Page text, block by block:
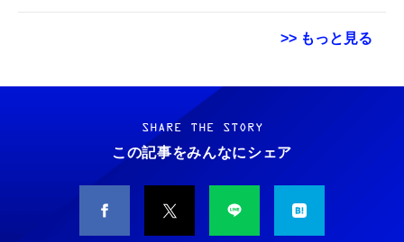
>> もっと見る
Grithope イヤホン タイプC【2026新モデル
耐久性】 有線イヤホン マイク付き HiFi音質
ノイズ低減 重低音 遅延なし
￥949
タイプc 寝ホンイヤホン 寝ホン type-c 有線
睡眠用イヤホン 【音質強化バージョン
霊界コミュニケーションロボット BAKETAN
WARASHI ばけたん ワラシ 改 KAI
￥5,400
M10SR AIペット（コミュニケーションロボッ
ト）
SHARE THE STORY
この記事をみんなにシェア